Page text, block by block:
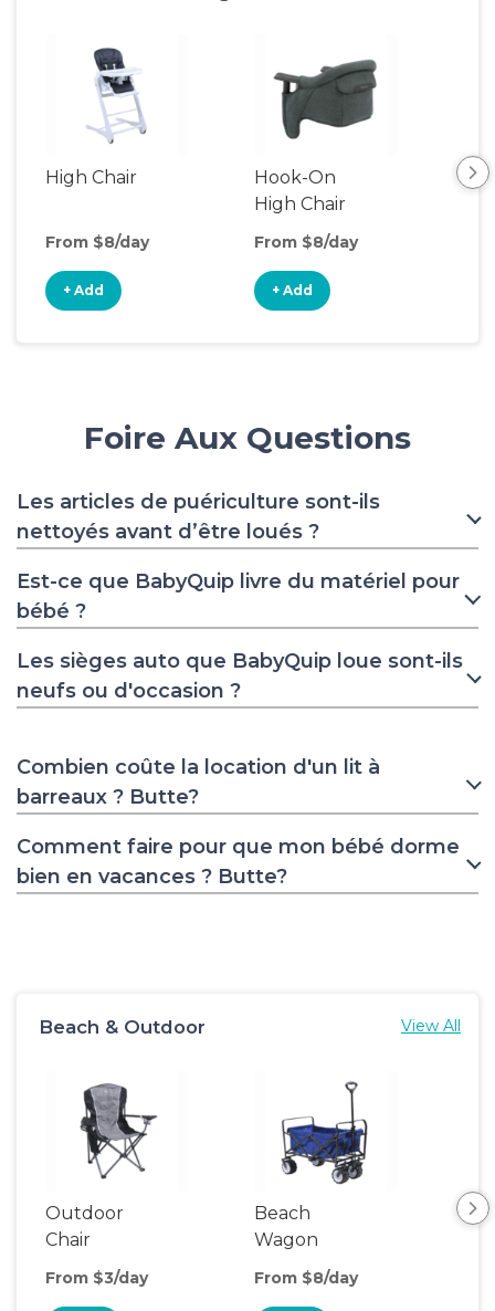
High Chair
From $8/day
+ Add
Hook-On
High Chair
From $8/day
+ Add
Foire Aux Questions
Les articles de puériculture sont-ils
nettoyés avant d’être loués ?
Est-ce que BabyQuip livre du matériel pour
bébé ?
Les sièges auto que BabyQuip loue sont-ils
neufs ou d'occasion ?
Combien coûte la location d'un lit à
barreaux ? Butte?
Comment faire pour que mon bébé dorme
bien en vacances ? Butte?
Beach & Outdoor View All
Outdoor
Chair
From $3/day
Beach
Wagon
From $8/day